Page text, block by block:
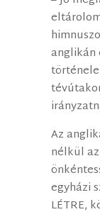
anglikán
Az
nélkül
egyházi
LÉTRE,